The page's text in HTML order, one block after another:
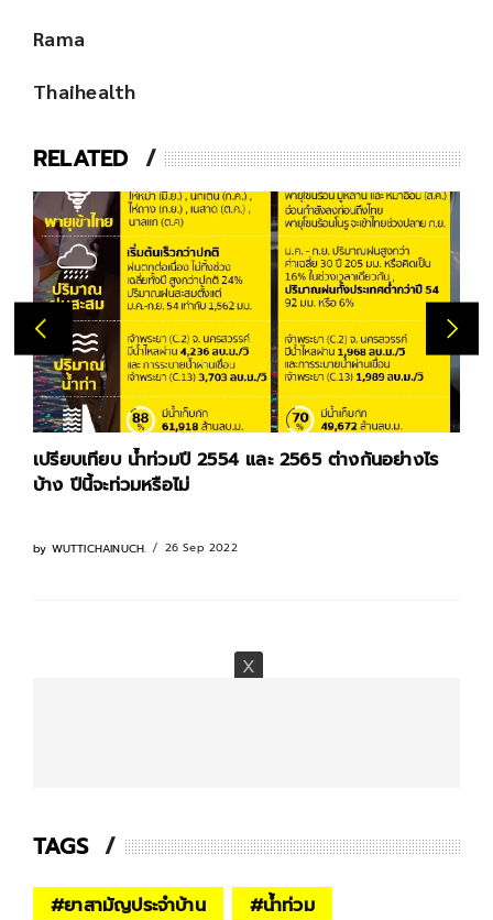
Rama
Thaihealth
RELATED
เปรียบเทียบ น้ำท่วมปี 2554 และ 2565 ต่างกันอย่างไร
บ้าง ปีนี้จะท่วมหรือไม่
by WUTTICHAINUCH. 26 Sep 2022
TAGS
#ยาสามัญประจำบ้าน #น้ำท่วม